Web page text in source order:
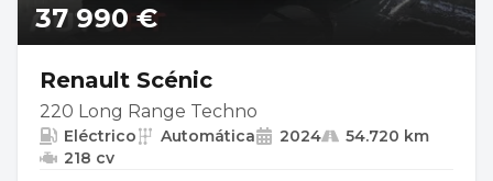
37 990 €
Renault Scénic
220 Long Range Techno
Eléctrico Automática 2024
54.720 km
218 cv